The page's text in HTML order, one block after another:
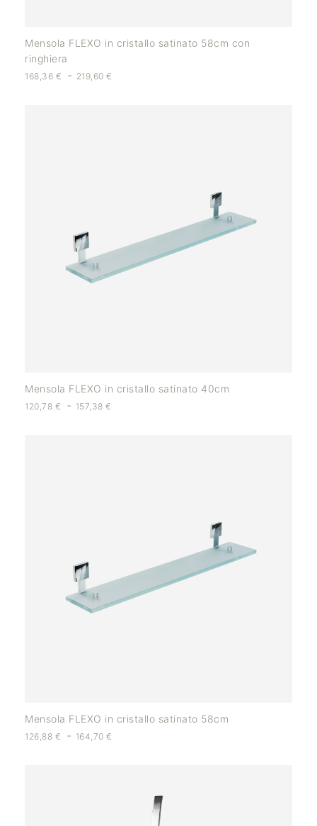
Mensola FLEXO in cristallo satinato 58cm con
ringhiera
168,36 € - 219,60€
Mensola FLEXO in cristallo satinato 40cm
120,78 € - 157,38€
Mensola FLEXO in cristallo satinato 58cm
126,88 € - 164,70€